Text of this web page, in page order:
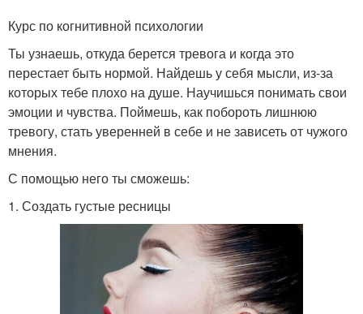
Водостойкие
Водостойкий карандаш
Бюджетные карандаши Черные карандаши
Гелевый карандаш
Стойкие карандаши
Карандаши для
подводки
Курс по когнитивной психологии
Ты узнаешь, откуда берется тревога и когда это
перестает быть нормой. Найдешь у себя мысли, из-за
которых тебе плохо на душе. Научишься понимать свои
эмоции и чувства. Поймешь, как побороть лишнюю
тревогу, стать уверенней в себе и не зависеть от чужого
мнения.
С помощью него ты сможешь:
1. Создать густые ресницы